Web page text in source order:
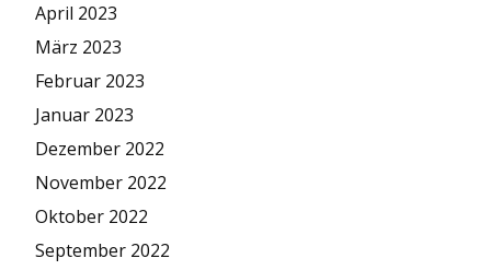
April 2023
März 2023
Februar 2023
Januar 2023
Dezember 2022
November 2022
Oktober 2022
September 2022